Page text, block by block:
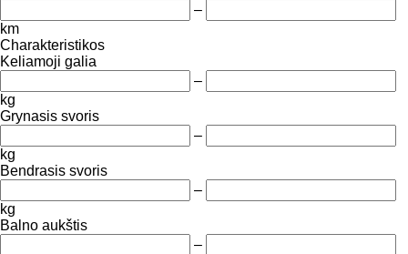
–
km
Charakteristikos
Keliamoji galia
–
kg
Grynasis svoris
–
kg
Bendrasis svoris
–
kg
Balno aukštis
–